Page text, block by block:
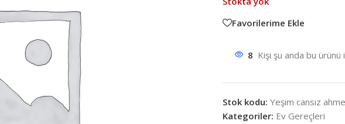
Favorilerime Ekle
8 Kişi şu anda bu ürünü
Stok kodu: Yeşim cansız
Kategoriler: Ev Gereçleri